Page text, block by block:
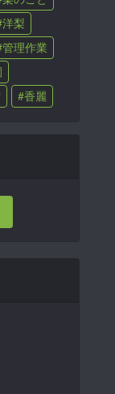
洋梨
管理作業
香麗